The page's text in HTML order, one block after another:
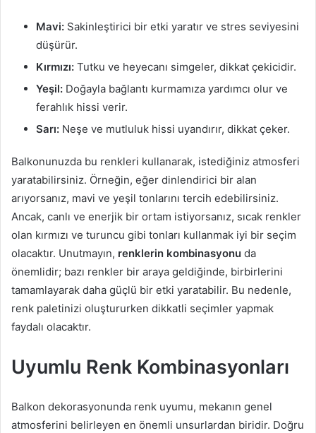
Mavi: Sakinleştirici bir etki yaratır ve stres seviyesini
düşürür.
Kırmızı: Tutku ve heyecanı simgeler, dikkat çekicidir.
Yeşil: Doğayla bağlantı kurmamıza yardımcı olur ve
ferahlık hissi verir.
Sarı: Neşe ve mutluluk hissi uyandırır, dikkat çeker.
Balkonunuzda bu renkleri kullanarak, istediğiniz atmosferi
yaratabilirsiniz. Örneğin, eğer dinlendirici bir alan
arıyorsanız, mavi ve yeşil tonlarını tercih edebilirsiniz.
Ancak, canlı ve enerjik bir ortam istiyorsanız, sıcak renkler
olan kırmızı ve turuncu gibi tonları kullanmak iyi bir seçim
olacaktır. Unutmayın, renklerin kombinasyonu da
önemlidir; bazı renkler bir araya geldiğinde, birbirlerini
tamamlayarak daha güçlü bir etki yaratabilir. Bu nedenle,
renk paletinizi oluştururken dikkatli seçimler yapmak
faydalı olacaktır.
Uyumlu Renk Kombinasyonları
Balkon dekorasyonunda renk uyumu, mekanın genel
atmosferini belirleyen en önemli unsurlardan biridir. Doğru